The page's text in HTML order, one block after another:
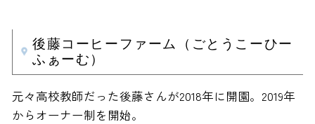
後藤コーヒーファーム（ごとうこーひー
ふぁーむ）
元々高校教師だった後藤さんが2018年に開園。2019年
からオーナー制を開始。